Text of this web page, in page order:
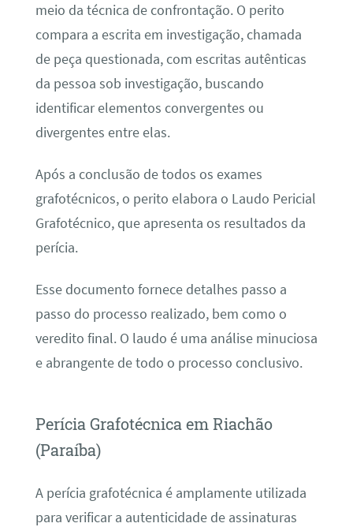
meio da técnica de confrontação. O perito
compara a escrita em investigação, chamada
de peça questionada, com escritas autênticas
da pessoa sob investigação, buscando
identificar elementos convergentes ou
divergentes entre elas.
Após a conclusão de todos os exames
grafotécnicos, o perito elabora o Laudo Pericial
Grafotécnico, que apresenta os resultados da
perícia.
Esse documento fornece detalhes passo a
passo do processo realizado, bem como o
veredito final. O laudo é uma análise minuciosa
e abrangente de todo o processo conclusivo.
Perícia Grafotécnica em Riachão
(Paraíba)
A perícia grafotécnica é amplamente utilizada
para verificar a autenticidade de assinaturas